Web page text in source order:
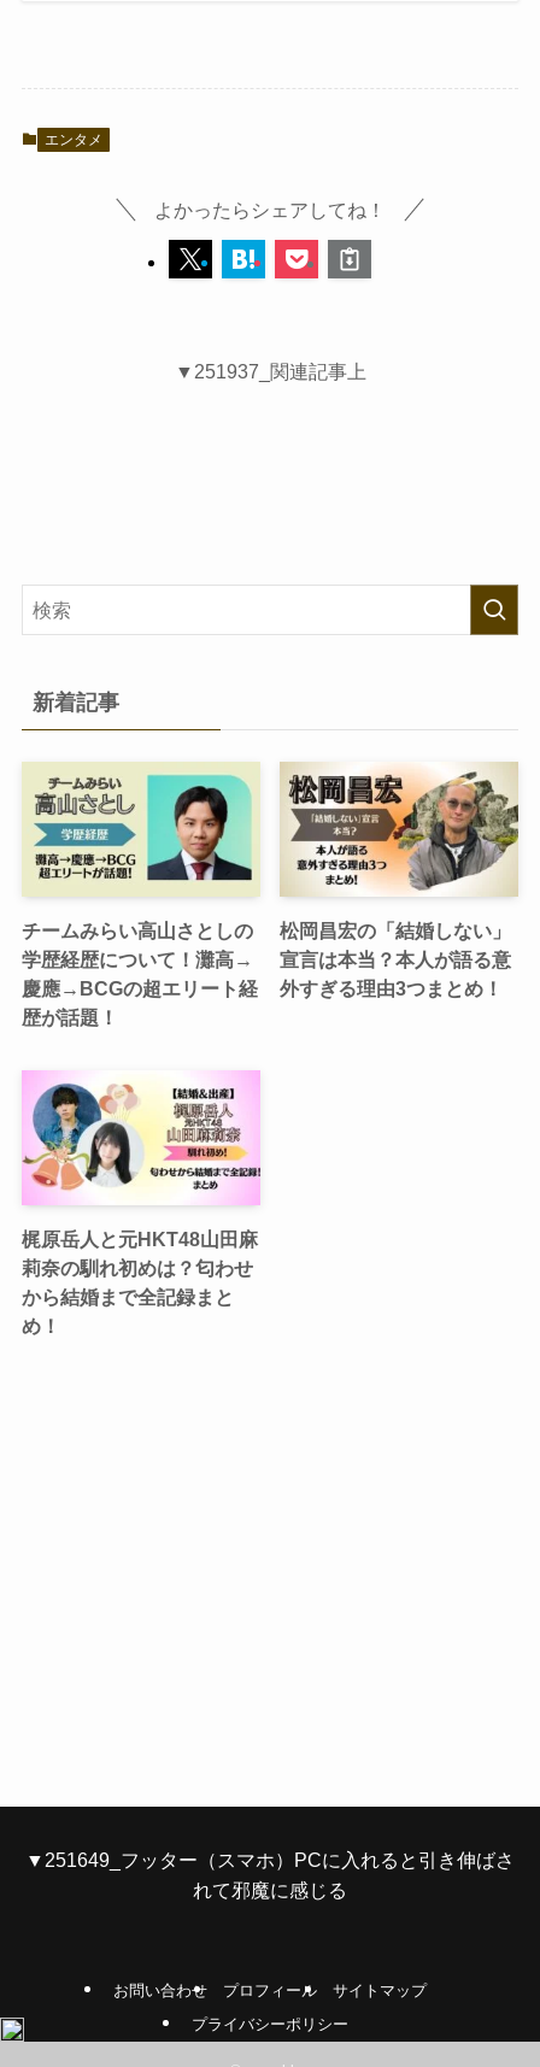
エンタメ
よかったらシェアしてね！
▼251937_関連記事上
新着記事
チームみらい高山さとしの
学歴経歴について！灘高→
慶應→BCGの超エリート経
歴が話題！
松岡昌宏の「結婚しない」
宣言は本当？本人が語る意
外すぎる理由3つまとめ！
梶原岳人と元HKT48山田麻
莉奈の馴れ初めは？匂わせ
から結婚まで全記録まと
め！
▼251649_フッター（スマホ）PCに入れると引き伸ばさ
れて邪魔に感じる
お問い合わせ プロフィール
サイトマップ
プライバシーポリシー